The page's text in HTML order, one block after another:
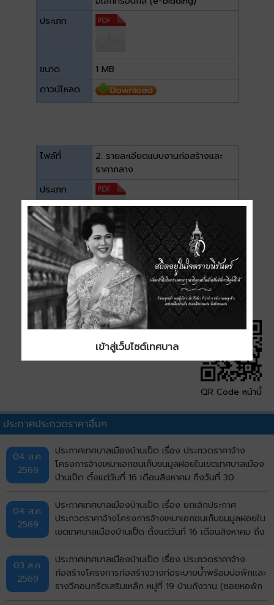
ประเภท
ขนาด
1 MB
ดาวน์โหลด
ไฟล์ที่
2. รายละเอียดแบบงานก่อสร้างและ
ราคากลาง
ประเภท
ขนาด
2.64 MB
ดาวน์โหลด
QR Code หน้านี้
ประกาศประกวดราคาอื่นๆ
04 ส.ค.
2569
ประกาศเทศบาลเมืองบ้านเป็ด เรื่อง ประกวดราคาจ้าง
โครงการจ้างเหมาเอกชนเก็บขนมูลฝอยในเขตเทศบาลเมือง
บ้านเป็ด ตั้งแต่วันที่ 16 เดือนสิงหาคม ถึงวันที่ 30
(e-bidding)
04 ส.ค.
2569
ประกาศเทศบาลเมืองบ้านเป็ด เรื่อง ยกเลิกประกาศ
ประกวดราคาจ้างโครงการจ้างเหมาเอกชนเก็บขนมูลฝอยใน
เขตเทศบาลเมืองบ้านเป็ด ตั้งแต่วันที่ 16 เดือนสิงหาคม ถึง
อิเล็กทรอนิกส์ (e-bidding)
03 ส.ค.
2569
ประกาศเทศบาลเมืองบ้านเป็ด เรื่อง ประกวดราคาจ้าง
ก่อสร้างโครงการก่อสร้างวางท่อระบายน้ำพร้อมบ่อพักและ
รางวีคอนกรีตเสริมเหล็ก หมู่ที่ 19 บ้านกังวาน (ซอยหอพัก
เข้าสู่เว็บไซต์เทศบาล